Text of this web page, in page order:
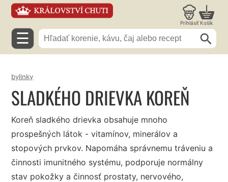
Prihlásiť Košík
☰
bylinky
SLADKÉHO DRIEVKA KOREŇ
Koreň sladkého drievka obsahuje mnoho
prospešných látok - vitamínov, minerálov a
stopových prvkov. Napomáha správnemu tráveniu a
činnosti imunitného systému, podporuje normálny
stav pokožky a činnosť prostaty, nervového,